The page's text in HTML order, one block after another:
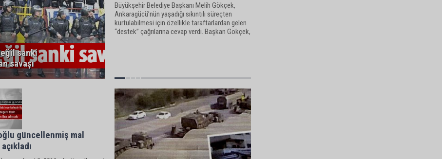
sanki
savaşı
Büyükşehir Belediye Başkanı Melih Gökçek,
Ankaragücü’nün yaşadığı sıkıntılı süreçten
kurtulabilmesi için özellikle taraftarlardan gelen
“destek” çağrılarına cevap verdi. Başkan Gökçek,
güncellenmiş mal